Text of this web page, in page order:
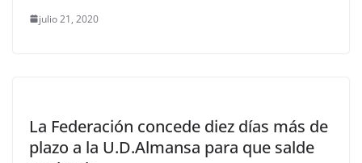
julio 21, 2020
La Federación concede diez días más de
plazo a la U.D.Almansa para que salde